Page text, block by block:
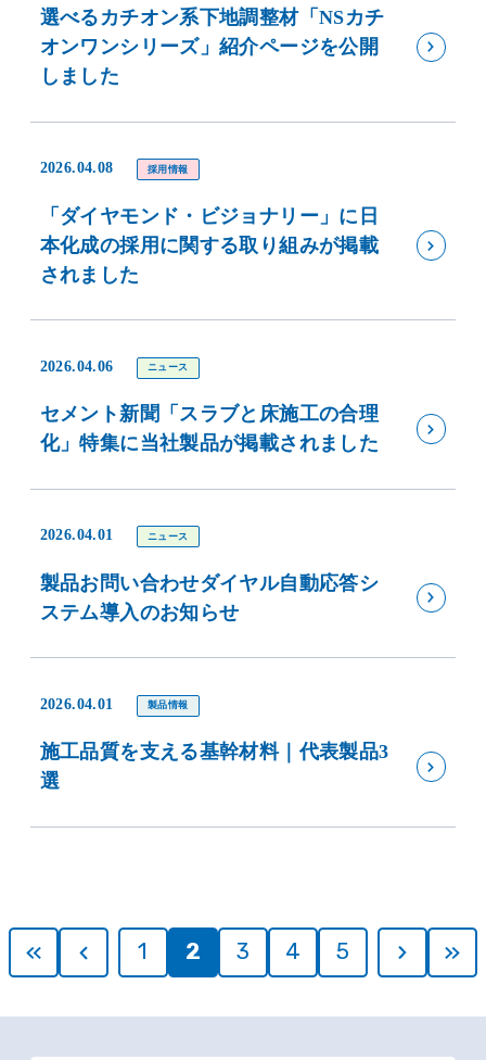
選べるカチオン系下地調整材「NSカチ
オンワンシリーズ」紹介ページを公開
しました
2026.04.08 採用情報
「ダイヤモンド・ビジョナリー」に日
本化成の採用に関する取り組みが掲載
されました
2026.04.06 ニュース
セメント新聞「スラブと床施工の合理
化」特集に当社製品が掲載されました
2026.04.01 ニュース
製品お問い合わせダイヤル自動応答シ
ステム導入のお知らせ
2026.04.01 製品情報
施工品質を支える基幹材料｜代表製品3
選
1 2 3 4 5